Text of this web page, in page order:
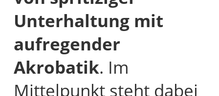
Unterhaltung mit
aufregender
Akrobatik. Im
Mittelpunkt steht dabei